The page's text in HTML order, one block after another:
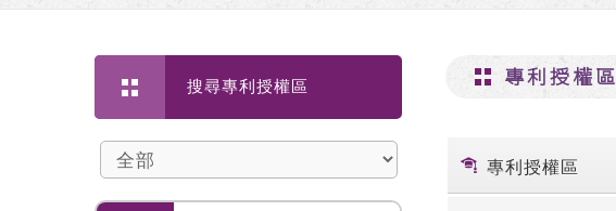
搜尋專利授權區 專利授權區
專利授權區